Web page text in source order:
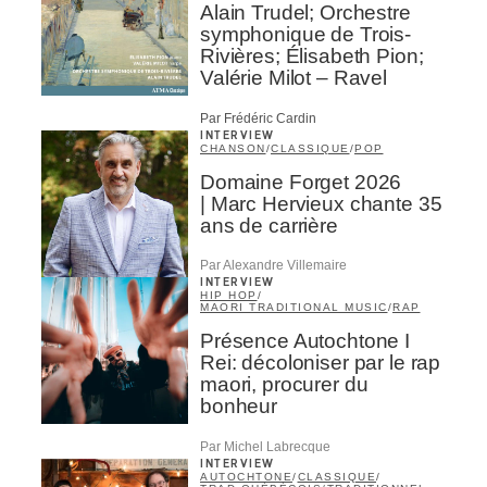
Alain Trudel; Orchestre
symphonique de Trois-
Rivières; Élisabeth Pion;
Valérie Milot – Ravel
Par Frédéric Cardin
INTERVIEW
CHANSON/CLASSIQUE /POP
Domaine Forget 2026
| Marc Hervieux chante 35
ans de carrière
Par Alexandre Villemaire
INTERVIEW
HIP HOP /
MAORI TRADITIONAL MUSIC/RAP
Présence Autochtone I
Rei: décoloniser par le rap
maori, procurer du
bonheur
Par Michel Labrecque
INTERVIEW
AUTOCHTONE/CLASSIQUE/